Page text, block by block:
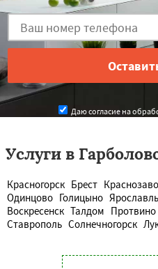
Даю согласие на
Услуги в
Красногорск Брест
Одинцово Голицыно Ярославль
Воскресенск Талдом Протвино
Ставрополь Солнечногорск